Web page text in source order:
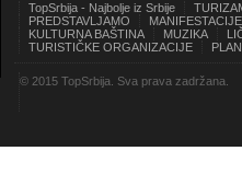
TopSrbija - Najbolje iz Srbije
PREDSTAVLJAMO
MANIFESTACIJE
KULTURNA BAŠTINA
MUZIKA
TURISTIČKE ORGANIZACIJE
© 2015 TopSrbija. Sva prava zadržana.